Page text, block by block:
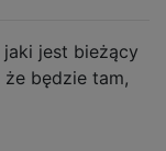
jest bieżący
będzie tam,